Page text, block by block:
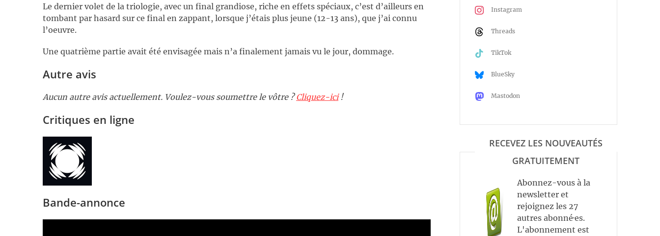
Le dernier volet de la triologie, avec un final grandiose, riche en effets spéciaux, c’est d’ailleurs en
tombant par hasard sur ce final en zappant, lorsque j’étais plus jeune (12-13 ans), que j’ai connu
l’oeuvre.
Une quatrième partie avait été envisagée mais n’a finalement jamais vu le jour, dommage.
Autre avis
Aucun autre avis actuellement. Voulez-vous soumettre le vôtre ?Cliquez-ici!
Critiques en ligne
Bande-annonce
Instagram
Threads
TikTok
BlueSky
Mastodon
RECEVEZ LES NOUVEAUTÉS
GRATUITEMENT
Abonnez-vous à la
newsletter et
rejoignez les 27
autres abonné·es.
L'abonnement est